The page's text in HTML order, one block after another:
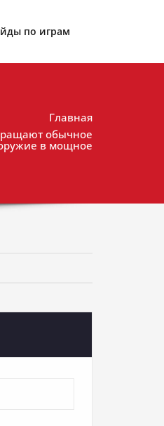
по играм
Главная
обычное
в мощное